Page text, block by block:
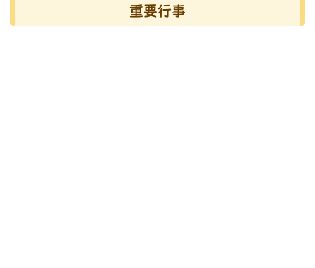
左邊區域內容 重要行事